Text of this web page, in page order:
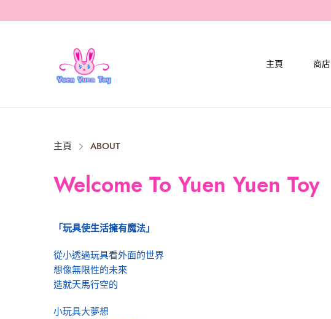
主頁 商店
主頁 ABOUT
Welcome To Yuen Yuen Toy
「玩具使生活擁有魔法」
從小透過玩具看外面的世界
想像無限性的未來
造就天馬行空的
小玩具大夢想